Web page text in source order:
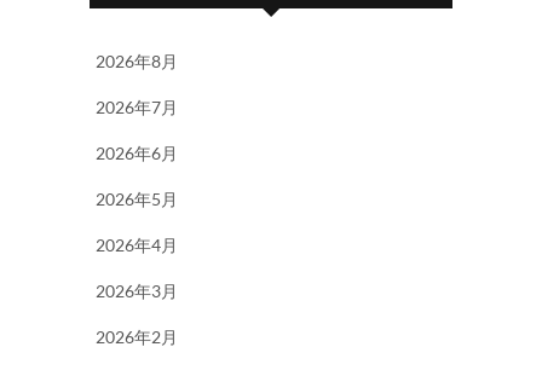
2026年8月
2026年7月
2026年6月
2026年5月
2026年4月
2026年3月
2026年2月